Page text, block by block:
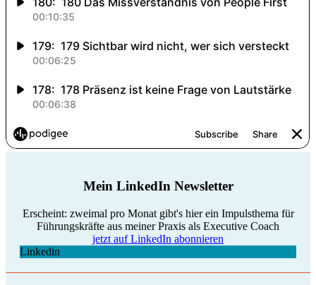
Mein LinkedIn Newsletter
Erscheint: zweimal pro Monat gibt's hier ein Impulsthema für
Führungskräfte aus meiner Praxis als Executive Coach
jetzt auf LinkedIn abonnieren
Linkedin